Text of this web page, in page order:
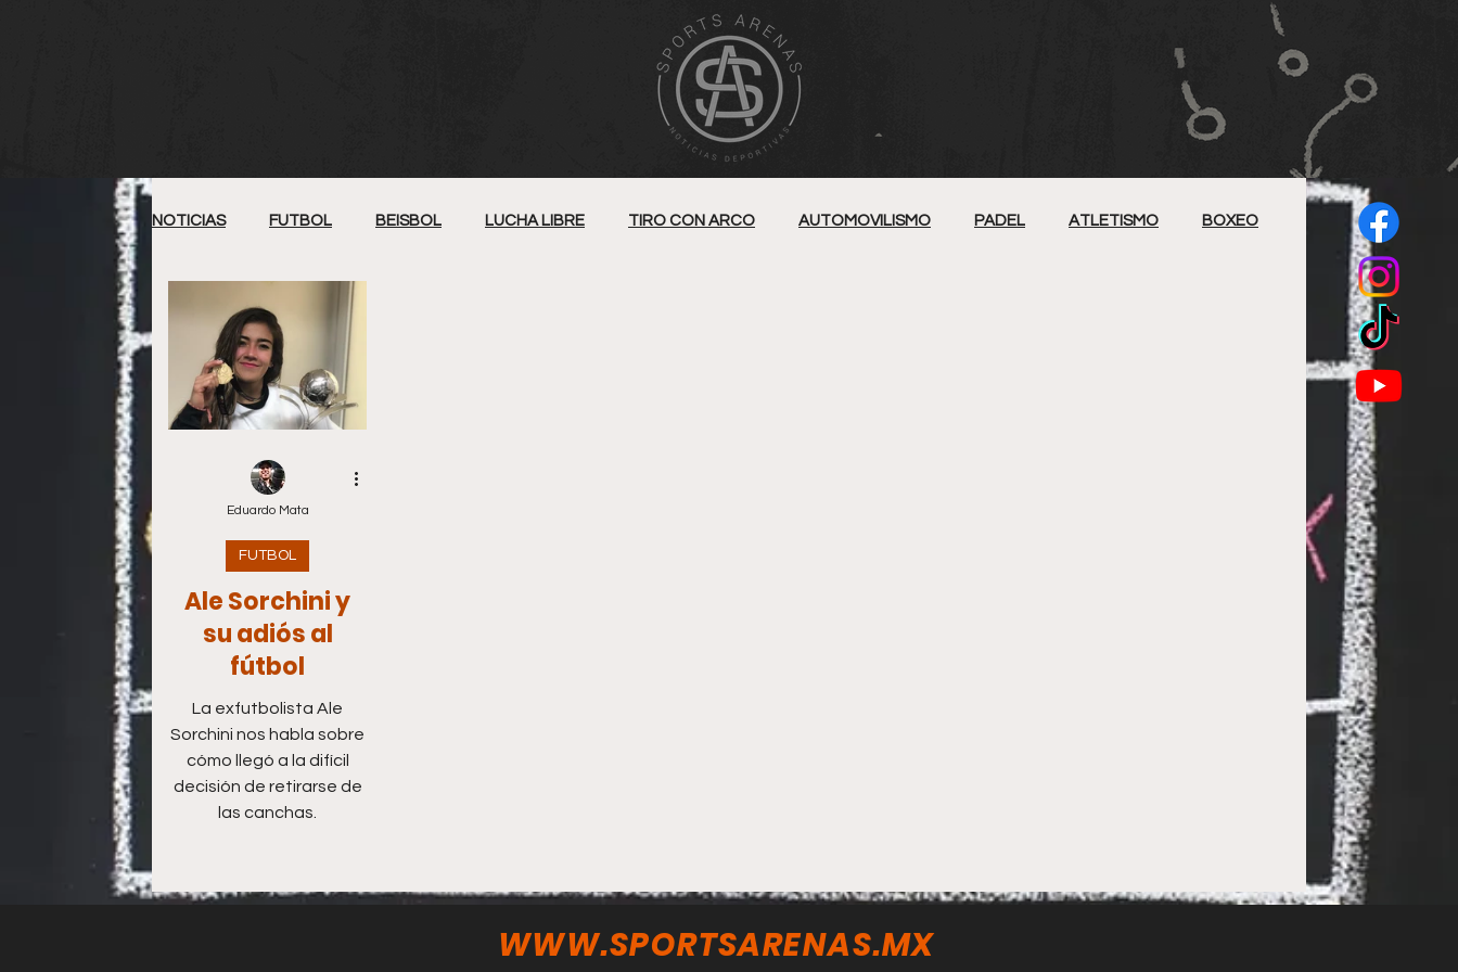
NOTICIAS FUTBOL BEISBOL LUCHA LIBRE TIRO CON ARCO AUTOMOVILISMO PADEL ATLETISMO BOXEO
SOFTBOL FUTBOL AMERICANO
ARTES MARCIALES MIXTAS
Ale Sorchini y
su adiós al
fútbol
La exfutbolista Ale
Sorchini nos habla sobre
cómo llegó a la difícil
decisión de retirarse de
las canchas.
FUTBOL
Eduardo Mata
WWW.SPORTSARENAS.MX